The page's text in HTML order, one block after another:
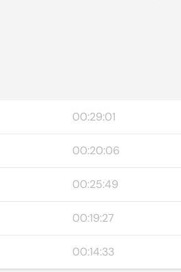
00:29:01
00:20:06
00:25:49
00:19:27
00:14:33